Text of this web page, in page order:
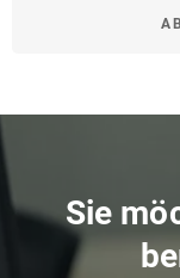
AB
Sie